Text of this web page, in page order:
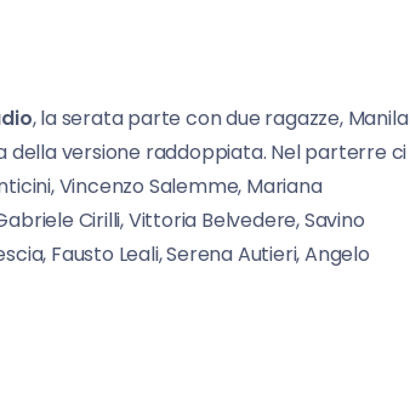
, la serata parte con due ragazze, Manila
della versione raddoppiata. Nel parterre ci
Vincenzo Salemme, Mariana
Cirilli, Vittoria Belvedere, Savino
Fausto Leali, Serena Autieri, Angelo